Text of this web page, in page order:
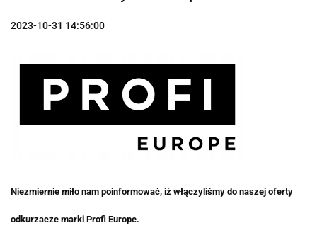
2023-10-31 14:56:00
Niezmiernie miło nam poinformować, iż włączyliśmy do naszej oferty
odkurzacze marki Profi Europe.